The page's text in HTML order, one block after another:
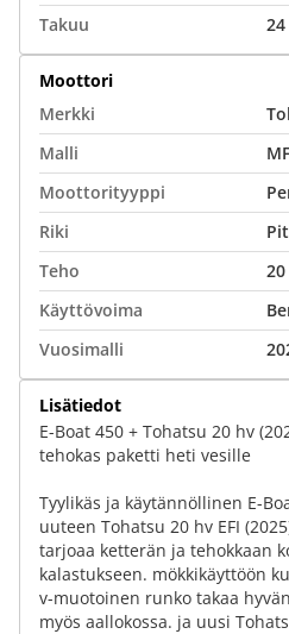
Takuu
Moottori
Merkki
Malli
Moottorityyppi
Riki
Teho
Käyttövoima
Vuosimalli
Lisätiedot
E-Boat 450 + Tohatsu 20 hv
tehokas paketti heti vesille
Tyylikäs ja käytännöllinen E-
uuteen Tohatsu 20 hv EFI
tarjoaa ketterän ja tehokkaan
kalastukseen. mökkikäyttöön
v-muotoinen runko takaa
myös aallokossa. ja uusi